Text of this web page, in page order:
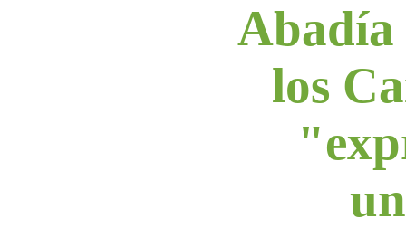
Abadía
los